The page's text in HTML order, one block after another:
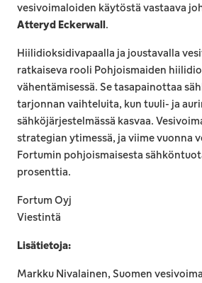
vesivoimaloiden käytöstä vastaava
Atteryd Eckerwall.
Hiilidioksidivapaalla ja joustavalla
ratkaiseva rooli Pohjoismaiden
vähentämisessä. Se tasapainottaa
tarjonnan vaihteluita, kun tuuli- ja
sähköjärjestelmässä kasvaa.
strategian ytimessä, ja viime vuonna
Fortumin pohjoismaisesta
prosenttia.
Fortum Oyj
Viestintä
Lisätietoja:
Markku Nivalainen, Suomen